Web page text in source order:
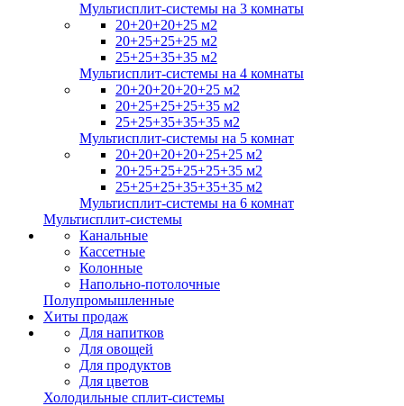
Мультисплит-системы на 3 комнаты
20+20+20+25 м2
20+25+25+25 м2
25+25+35+35 м2
Мультисплит-системы на 4 комнаты
20+20+20+20+25 м2
20+25+25+25+35 м2
25+25+35+35+35 м2
Мультисплит-системы на 5 комнат
20+20+20+20+25+25 м2
20+25+25+25+25+35 м2
25+25+25+35+35+35 м2
Мультисплит-системы на 6 комнат
Мультисплит-системы
Канальные
Кассетные
Колонные
Напольно-потолочные
Полупромышленные
Хиты продаж
Для напитков
Для овощей
Для продуктов
Для цветов
Холодильные сплит-системы